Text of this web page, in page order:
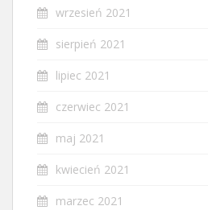
wrzesień 2021
sierpień 2021
lipiec 2021
czerwiec 2021
maj 2021
kwiecień 2021
marzec 2021